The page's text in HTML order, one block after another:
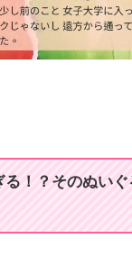
！？そのぬい